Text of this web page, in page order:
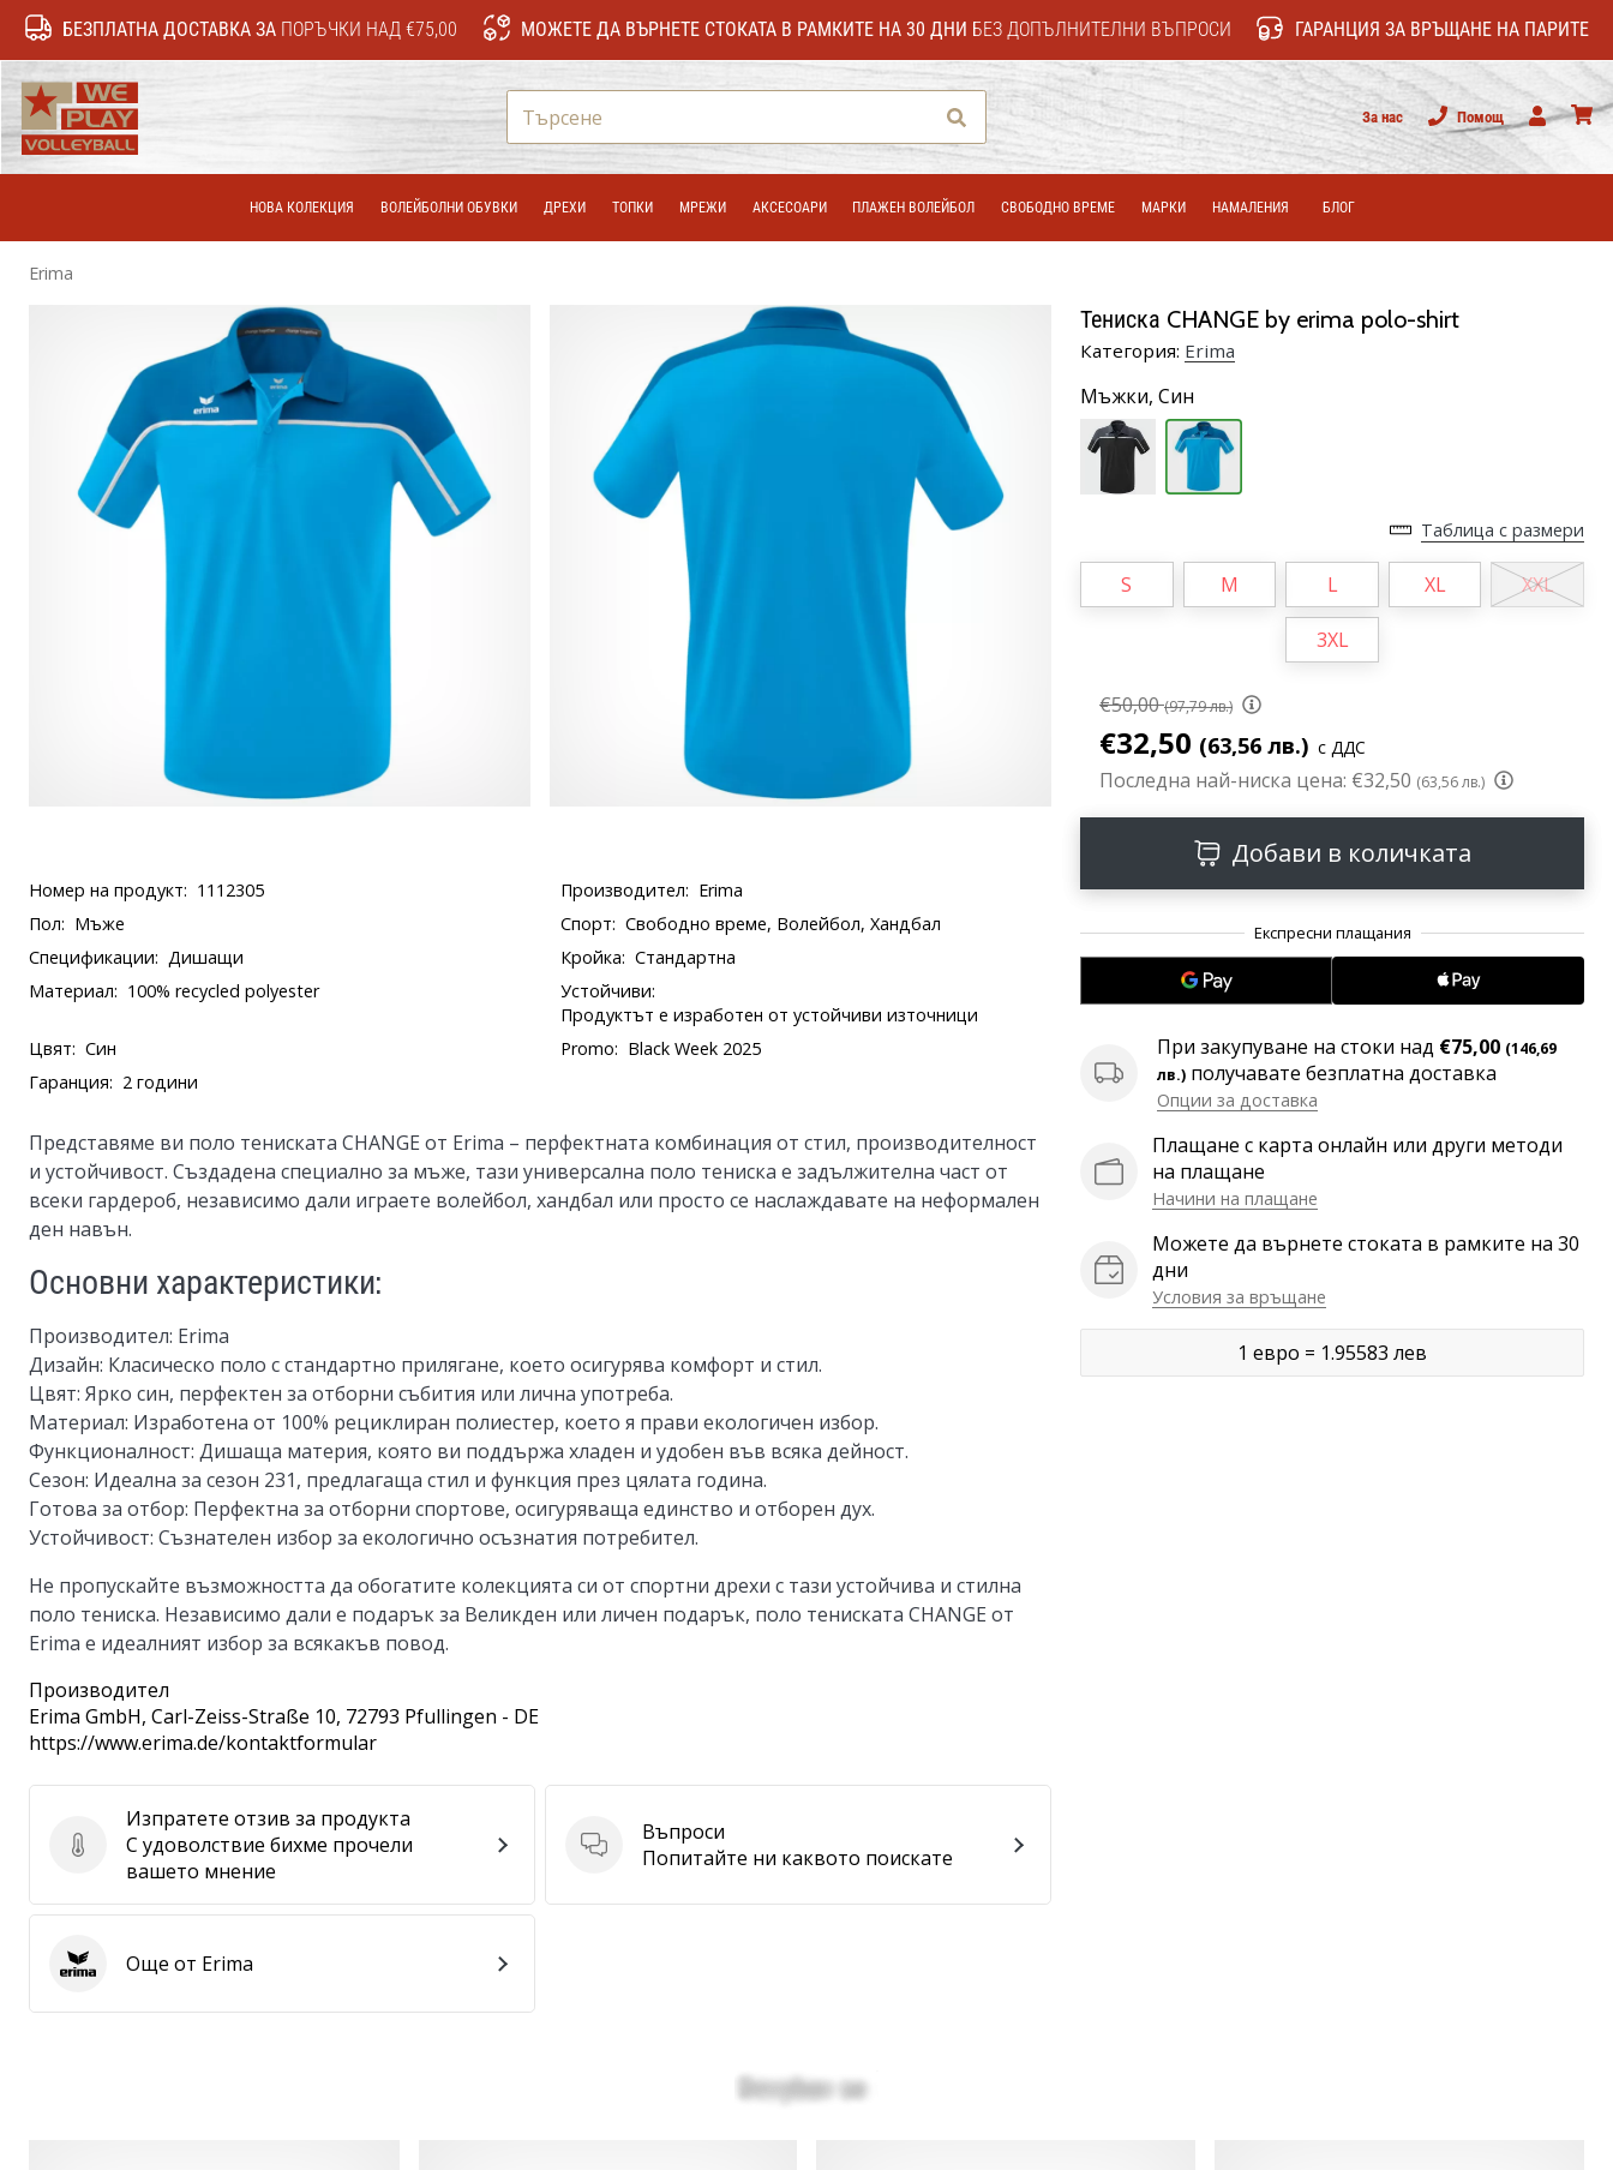
БЕЗПЛАТНА ДОСТАВКА ЗА ПОРЪЧКИ НАД €75,00 МОЖЕТЕ ДА ВЪРНЕТЕ СТОКАТА В РАМКИТЕ НА 30 ДНИ БЕЗ ДОПЪЛНИТЕЛНИ ВЪПРОСИ ГАРАНЦИЯ ЗА ВРЪЩАНЕ НА ПАРИТЕ
Търсене За нас
Помощ
Потребител
НОВА КОЛЕКЦИЯ ВОЛЕЙБОЛНИ ОБУВКИ ДРЕХИ ТОПКИ МРЕЖИ АКСЕСОАРИ ПЛАЖЕН ВОЛЕЙБОЛ СВОБОДНО ВРЕМЕ МАРКИ НАМАЛЕНИЯ БЛОГ
Erima
Тениска CHANGE by erima polo-shirt
Категория: Erima
Мъжки, Син
Таблица с размери
S M L XL XXL
3XL
€50,00 (97,79 лв.)
€32,50 (63,56 лв.) с ДДС
Последна най-ниска цена: €32,50 (63,56 лв.)
Добави в количката
При закупуване на стоки над €75,00 (146,69
лв.) получавате безплатна доставка
Опции за доставка
Плащане с карта онлайн или други методи
на плащане
Начини на плащане
Можете да върнете стоката в рамките на 30
дни
Условия за връщане
1 евро = 1.95583 лев
Номер на продукт: 1112305 Производител: Erima
Пол: Мъже Спорт: Свободно време, Волейбол, Хандбал
Спецификации: Дишащи Кройка: Стандартна
Материал: 100% recycled polyester
Устойчиви:
Продуктът е изработен от устойчиви източници
Цвят: Син Promo: Black Week 2025
Гаранция: 2 години
Представяме ви поло тениската CHANGE от Erima – перфектната комбинация от стил, производителност
и устойчивост. Създадена специално за мъже, тази универсална поло тениска е задължителна част от
всеки гардероб, независимо дали играете волейбол, хандбал или просто се наслаждавате на неформален
ден навън.
Основни характеристики:
Производител: Erima
Дизайн: Класическо поло с стандартно прилягане, което осигурява комфорт и стил.
Цвят: Ярко син, перфектен за отборни събития или лична употреба.
Материал: Изработена от 100% рециклиран полиестер, което я прави екологичен избор.
Функционалност: Дишаща материя, която ви поддържа хладен и удобен във всяка дейност.
Сезон: Идеална за сезон 231, предлагаща стил и функция през цялата година.
Готова за отбор: Перфектна за отборни спортове, осигуряваща единство и отборен дух.
Устойчивост: Съзнателен избор за екологично осъзнатия потребител.
Не пропускайте възможността да обогатите колекцията си от спортни дрехи с тази устойчива и стилна
поло тениска. Независимо дали е подарък за Великден или личен подарък, поло тениската CHANGE от
Erima е идеалният избор за всякакъв повод.
Производител
Erima GmbH, Carl-Zeiss-Straße 10, 72793 Pfullingen - DE
https://www.erima.de/kontaktformular
Изпратете отзив за продукта
Изпратете отзив за продукта
С удоволствие бихме прочели
вашето мнение
Въпроси
Въпроси
Попитайте ни каквото поискате
ErimaОще от Erima